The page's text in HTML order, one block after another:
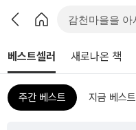
베스트셀러 새로나온 책
주간 베스트 지금 베스트